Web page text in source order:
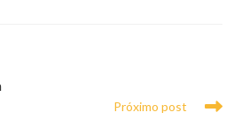
Próximo post